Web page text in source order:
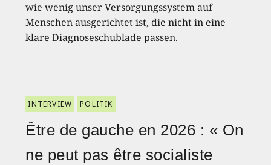
wie wenig unser Versorgungssystem auf
Menschen ausgerichtet ist, die nicht in eine
klare Diagnoseschublade passen.
INTERVIEW POLITIK
Être de gauche en 2026 : « On
ne peut pas être socialiste